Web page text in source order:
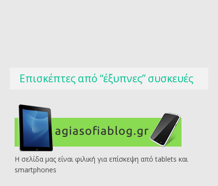
Επισκέπτες από “έξυπνες” συσκευές
Η σελίδα μας είναι φιλική για επίσκεψη από tablets και
smartphones